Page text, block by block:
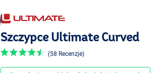
Szczypce Ultimate Curved
(58 Recenzje)